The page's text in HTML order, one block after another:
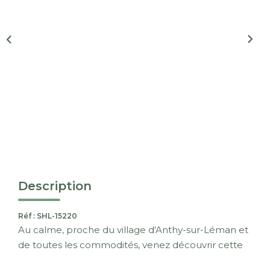
Description
Réf : SHL-15220
Au calme, proche du village d'Anthy-sur-Léman et
de toutes les commodités, venez découvrir cette